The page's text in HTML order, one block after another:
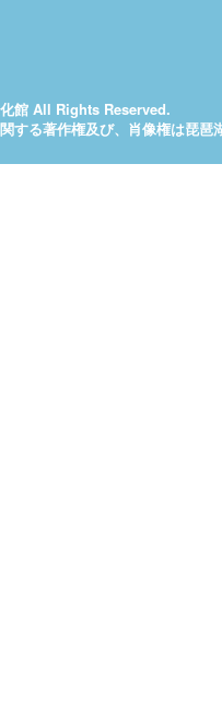
館 All Rights Reserved.
する著作権及び、肖像権は琵